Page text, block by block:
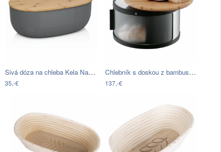
Sivá dóza na chleba Kela Namur, 37,5 x…
35,-€
Chlebník s doskou z bambusu WMF…
137,-€